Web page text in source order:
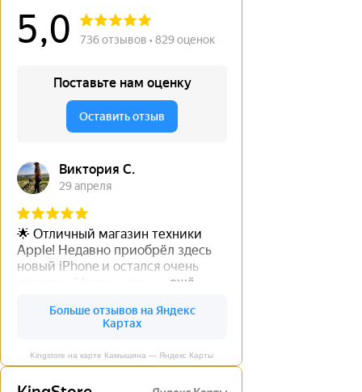
Kingstore на карте Камышина — Яндекс Карты